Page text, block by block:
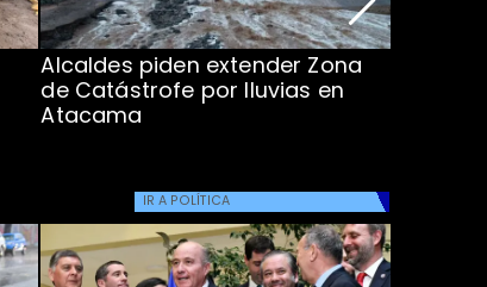
Alcaldes piden extender Zona
de Catástrofe por lluvias en
Atacama
IR A POLÍTICA